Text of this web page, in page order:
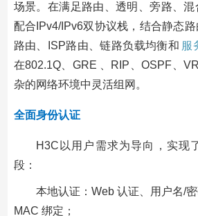
场景。在满足路由、透明、旁路、混
配合IPv4/IPv6双协议栈，结合静态
路由、ISP路由、链路负载均衡和 服
在802.1Q、GRE 、RIP、OSPF、
杂的网络环境中灵活组网。
全面身份认证
H3C以用户需求为导向，实现
段：
本地认证：Web 认证、用户名/
MAC 绑定；